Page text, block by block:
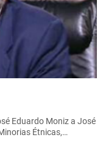
Eduardo Moniz a José
Étnicas,…